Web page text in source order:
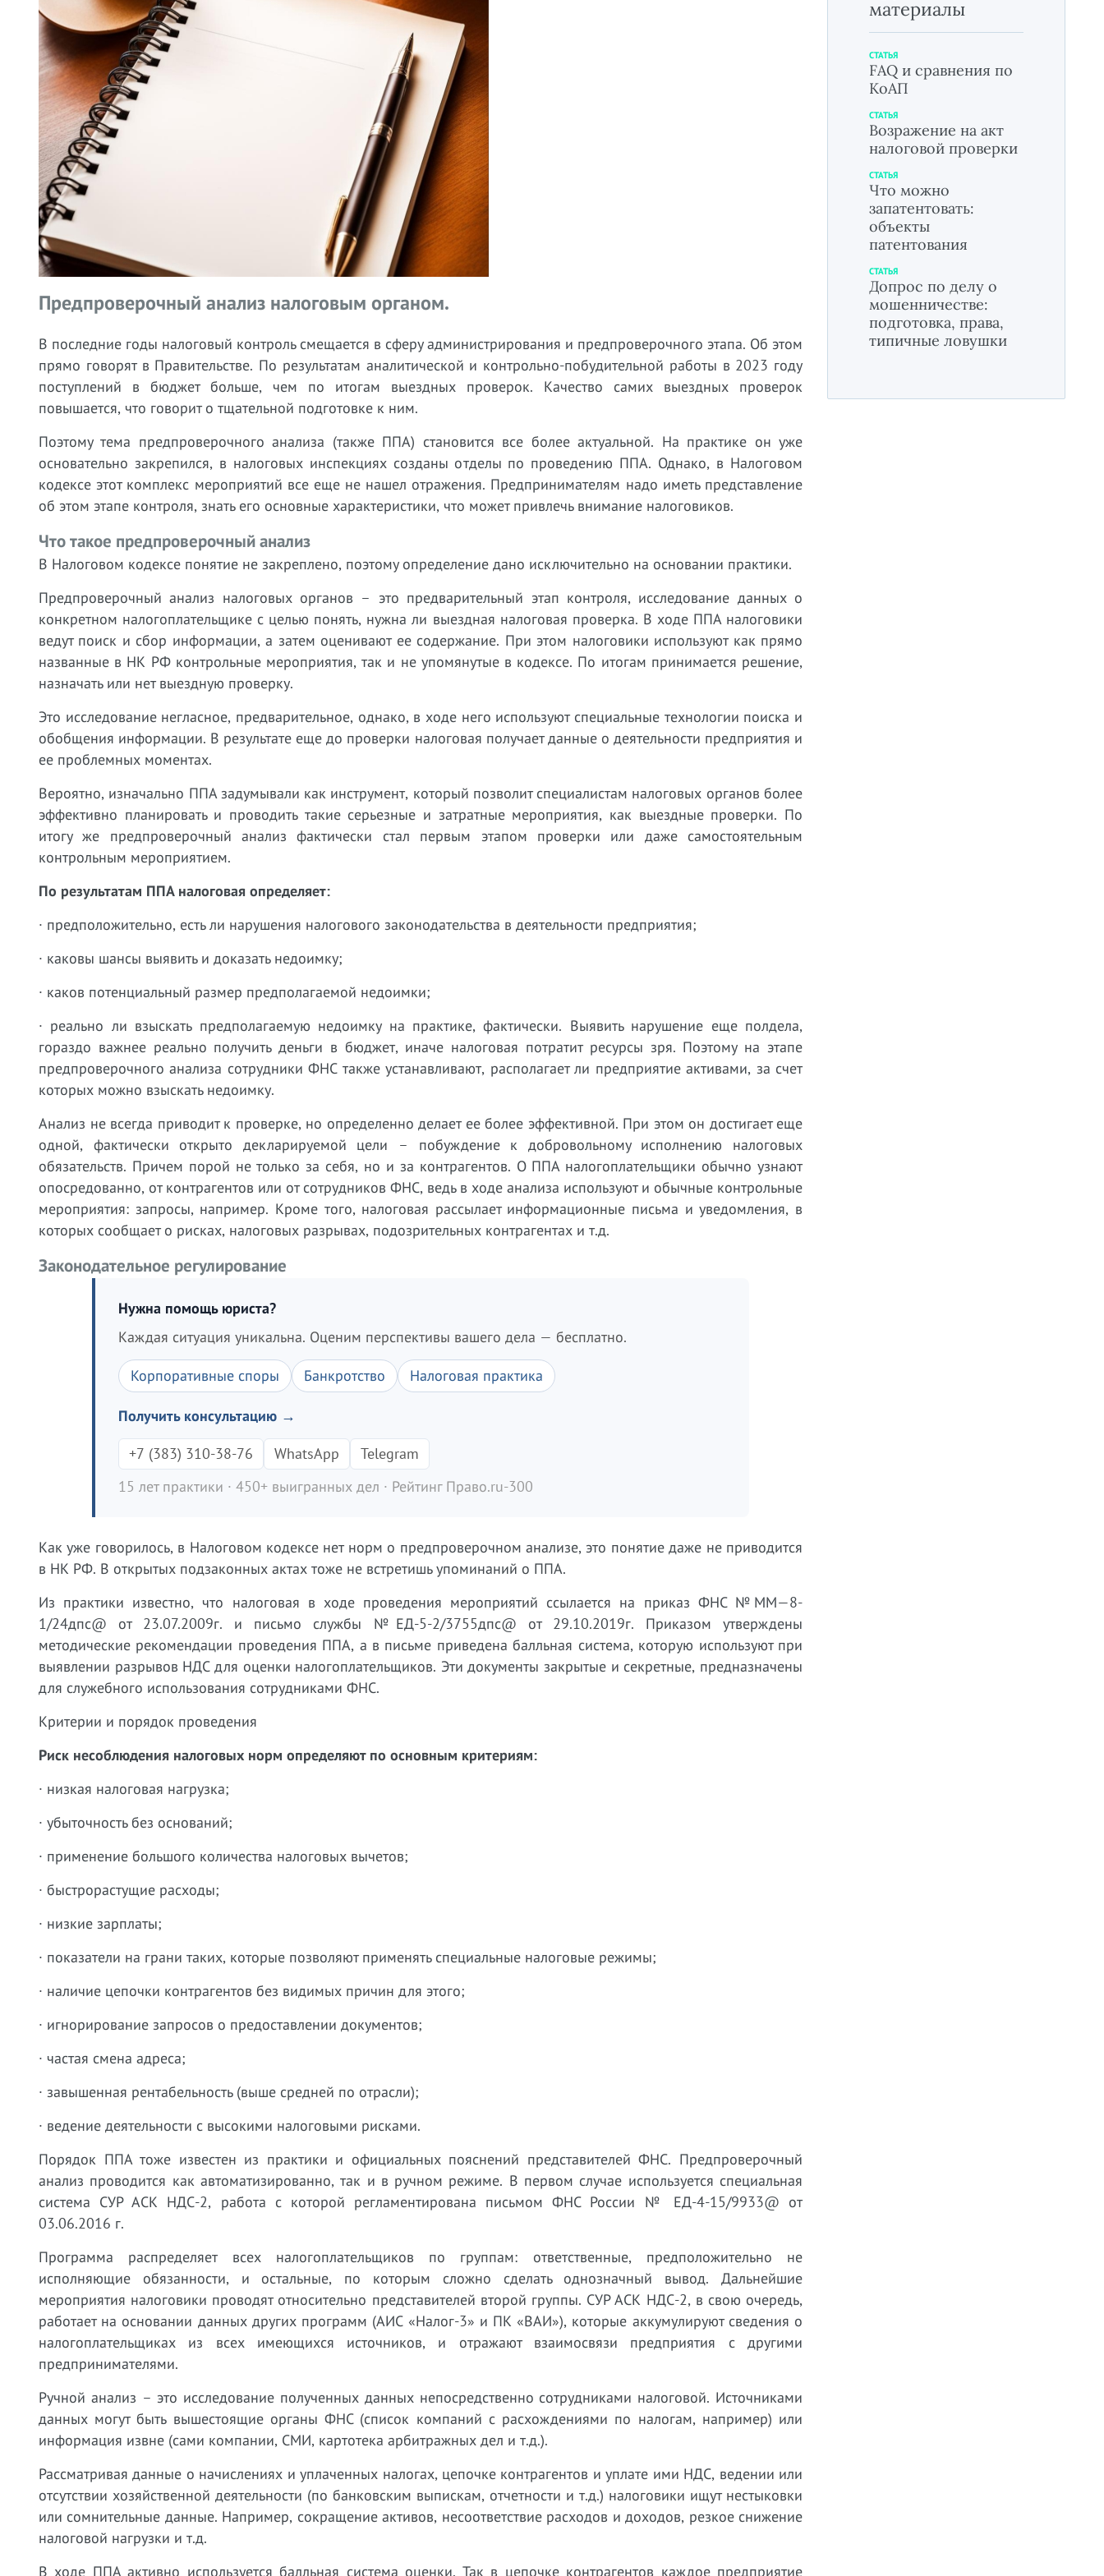
Предпроверочный анализ налоговым органом.
В последние годы налоговый контроль смещается в сферу администрирования и предпроверочного этапа. Об этом
прямо говорят в Правительстве. По результатам аналитической и контрольно-побудительной работы в 2023 году
поступлений в бюджет больше, чем по итогам выездных проверок. Качество самих выездных проверок
повышается, что говорит о тщательной подготовке к ним.
Поэтому тема предпроверочного анализа (также ППА) становится все более актуальной. На практике он уже
основательно закрепился, в налоговых инспекциях созданы отделы по проведению ППА. Однако, в Налоговом
кодексе этот комплекс мероприятий все еще не нашел отражения. Предпринимателям надо иметь представление
об этом этапе контроля, знать его основные характеристики, что может привлечь внимание налоговиков.
Что такое предпроверочный анализ
В Налоговом кодексе понятие не закреплено, поэтому определение дано исключительно на основании практики.
Предпроверочный анализ налоговых органов – это предварительный этап контроля, исследование данных о
конкретном налогоплательщике с целью понять, нужна ли выездная налоговая проверка. В ходе ППА налоговики
ведут поиск и сбор информации, а затем оценивают ее содержание. При этом налоговики используют как прямо
названные в НК РФ контрольные мероприятия, так и не упомянутые в кодексе. По итогам принимается решение,
назначать или нет выездную проверку.
Это исследование негласное, предварительное, однако, в ходе него используют специальные технологии поиска и
обобщения информации. В результате еще до проверки налоговая получает данные о деятельности предприятия и
ее проблемных моментах.
Вероятно, изначально ППА задумывали как инструмент, который позволит специалистам налоговых органов более
эффективно планировать и проводить такие серьезные и затратные мероприятия, как выездные проверки. По
итогу же предпроверочный анализ фактически стал первым этапом проверки или даже самостоятельным
контрольным мероприятием.
По результатам ППА налоговая определяет:
· предположительно, есть ли нарушения налогового законодательства в деятельности предприятия;
· каковы шансы выявить и доказать недоимку;
· каков потенциальный размер предполагаемой недоимки;
· реально ли взыскать предполагаемую недоимку на практике, фактически. Выявить нарушение еще полдела,
гораздо важнее реально получить деньги в бюджет, иначе налоговая потратит ресурсы зря. Поэтому на этапе
предпроверочного анализа сотрудники ФНС также устанавливают, располагает ли предприятие активами, за счет
которых можно взыскать недоимку.
Анализ не всегда приводит к проверке, но определенно делает ее более эффективной. При этом он достигает еще
одной, фактически открыто декларируемой цели – побуждение к добровольному исполнению налоговых
обязательств. Причем порой не только за себя, но и за контрагентов. О ППА налогоплательщики обычно узнают
опосредованно, от контрагентов или от сотрудников ФНС, ведь в ходе анализа используют и обычные контрольные
мероприятия: запросы, например. Кроме того, налоговая рассылает информационные письма и уведомления, в
которых сообщает о рисках, налоговых разрывах, подозрительных контрагентах и т.д.
Законодательное регулирование
Нужна помощь юриста?
Каждая ситуация уникальна. Оценим перспективы вашего дела — бесплатно.
Корпоративные споры Банкротство Налоговая практика
Получить консультацию →
+7 (383) 310-38-76
WhatsApp
Telegram
15 лет практики · 450+ выигранных дел · Рейтинг Право.ru-300
Как уже говорилось, в Налоговом кодексе нет норм о предпроверочном анализе, это понятие даже не приводится
в НК РФ. В открытых подзаконных актах тоже не встретишь упоминаний о ППА.
Из практики известно, что налоговая в ходе проведения мероприятий ссылается на приказ ФНС №ММ—8-
1/24дпс@ от 23.07.2009г. и письмо службы №ЕД-5-2/3755дпс@ от 29.10.2019г. Приказом утверждены
методические рекомендации проведения ППА, а в письме приведена балльная система, которую используют при
выявлении разрывов НДС для оценки налогоплательщиков. Эти документы закрытые и секретные, предназначены
для служебного использования сотрудниками ФНС.
Критерии и порядок проведения
Риск несоблюдения налоговых норм определяют по основным критериям:
· низкая налоговая нагрузка;
· убыточность без оснований;
· применение большого количества налоговых вычетов;
· быстрорастущие расходы;
· низкие зарплаты;
· показатели на грани таких, которые позволяют применять специальные налоговые режимы;
· наличие цепочки контрагентов без видимых причин для этого;
· игнорирование запросов о предоставлении документов;
· частая смена адреса;
· завышенная рентабельность (выше средней по отрасли);
· ведение деятельности с высокими налоговыми рисками.
Порядок ППА тоже известен из практики и официальных пояснений представителей ФНС. Предпроверочный
анализ проводится как автоматизированно, так и в ручном режиме. В первом случае используется специальная
система СУР АСК НДС-2, работа с которой регламентирована письмом ФНС России № ЕД-4-15/9933@ от
03.06.2016 г.
Программа распределяет всех налогоплательщиков по группам: ответственные, предположительно не
исполняющие обязанности, и остальные, по которым сложно сделать однозначный вывод. Дальнейшие
мероприятия налоговики проводят относительно представителей второй группы. СУР АСК НДС-2, в свою очередь,
работает на основании данных других программ (АИС «Налог-3» и ПК «ВАИ»), которые аккумулируют сведения о
налогоплательщиках из всех имеющихся источников, и отражают взаимосвязи предприятия с другими
предпринимателями.
Ручной анализ – это исследование полученных данных непосредственно сотрудниками налоговой. Источниками
данных могут быть вышестоящие органы ФНС (список компаний с расхождениями по налогам, например) или
информация извне (сами компании, СМИ, картотека арбитражных дел и т.д.).
Рассматривая данные о начислениях и уплаченных налогах, цепочке контрагентов и уплате ими НДС, ведении или
отсутствии хозяйственной деятельности (по банковским выпискам, отчетности и т.д.) налоговики ищут нестыковки
или сомнительные данные. Например, сокращение активов, несоответствие расходов и доходов, резкое снижение
налоговой нагрузки и т.д.
В ходе ППА активно используется балльная система оценки. Так в цепочке контрагентов каждое предприятие
материалы
СТАТЬЯ
FAQ и сравнения по
КоАП
СТАТЬЯ
Возражение на акт
налоговой проверки
СТАТЬЯ
Что можно
запатентовать:
объекты
патентования
СТАТЬЯ
Допрос по делу о
мошенничестве:
подготовка, права,
типичные ловушки